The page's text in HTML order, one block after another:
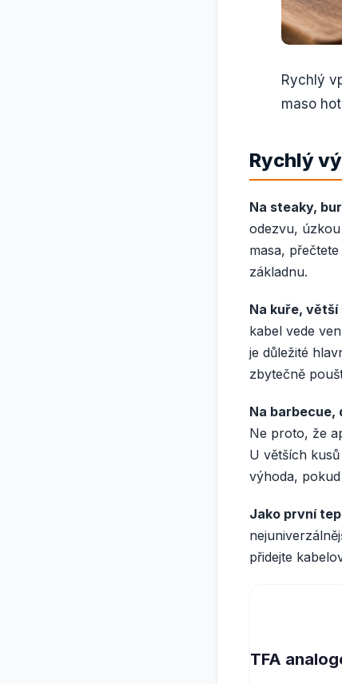
Rychlý
maso
Rychlý
Na steaky,
odezvu,
masa,
základnu.
Na kuře, větší
kabel vede
je důležité
zbytečně
Na barbecue,
Ne proto, že
U větších
výhoda,
Jako první
přidejte
TFA